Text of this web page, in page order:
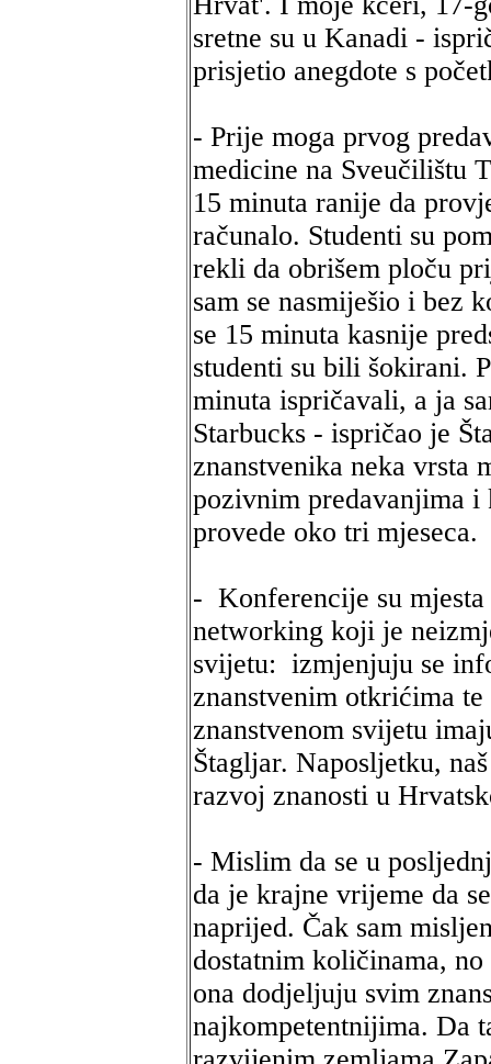
sretne su u Kanadi -
prisjetio anegdote s
- Prije moga prvog
medicine na Sveučilištu
15 minuta ranije da
računalo. Studenti su
rekli da obrišem ploču
sam se nasmiješio i bez
se 15 minuta kasnije
studenti su bili šokirani.
minuta ispričavali, a ja
Starbucks - ispričao je
znanstvenika neka vrsta
pozivnim predavanjima
provede oko tri mjeseca.
- Konferencije su
networking koji je
svijetu: izmjenjuju se
znanstvenim otkrićima
znanstvenom svijetu
Štagljar. Naposljetku,
razvoj znanosti u
- Mislim da se u
da je krajne vrijeme da
naprijed. Čak sam
dostatnim količinama,
ona dodjeljuju svim
najkompetentnijima. Da